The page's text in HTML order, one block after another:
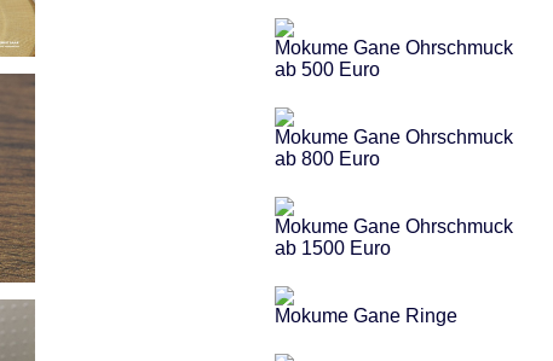
Mokume Gane Ohrschmuck
ab 500 Euro
Mokume Gane Ohrschmuck
ab 800 Euro
Mokume Gane Ohrschmuck
ab 1500 Euro
Mokume Gane Ringe